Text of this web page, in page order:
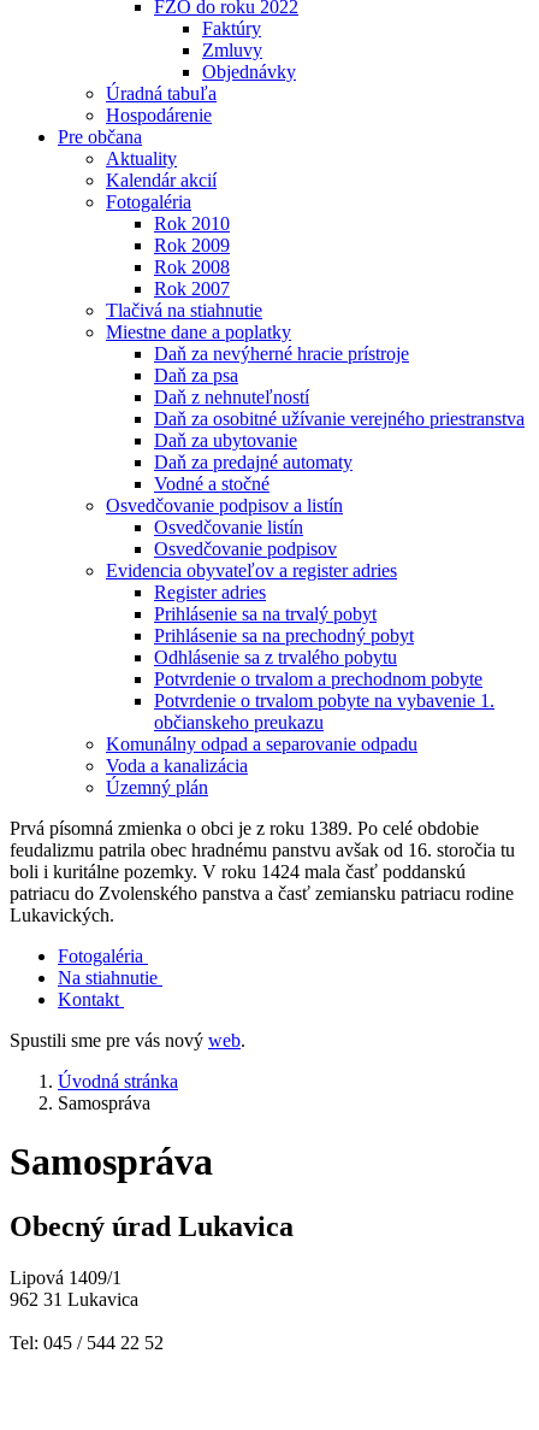
FZO do roku 2022
Faktúry
Zmluvy
Objednávky
Úradná tabuľa
Hospodárenie
Pre občana
Aktuality
Kalendár akcií
Fotogaléria
Rok 2010
Rok 2009
Rok 2008
Rok 2007
Tlačivá na stiahnutie
Miestne dane a poplatky
Daň za nevýherné hracie prístroje
Daň za psa
Daň z nehnuteľností
Daň za osobitné užívanie verejného priestranstva
Daň za ubytovanie
Daň za predajné automaty
Vodné a stočné
Osvedčovanie podpisov a listín
Osvedčovanie listín
Osvedčovanie podpisov
Evidencia obyvateľov a register adries
Register adries
Prihlásenie sa na trvalý pobyt
Prihlásenie sa na prechodný pobyt
Odhlásenie sa z trvalého pobytu
Potvrdenie o trvalom a prechodnom pobyte
Potvrdenie o trvalom pobyte na vybavenie 1.
občianskeho preukazu
Komunálny odpad a separovanie odpadu
Voda a kanalizácia
Územný plán
Prvá písomná zmienka o obci je z roku 1389. Po celé obdobie
feudalizmu patrila obec hradnému panstvu avšak od 16. storočia tu
boli i kuritálne pozemky. V roku 1424 mala časť poddanskú
patriacu do Zvolenského panstva a časť zemiansku patriacu rodine
Lukavických.
Fotogaléria
Na stiahnutie
Kontakt
Spustili sme pre vás nový web.
Úvodná stránka
Samospráva
Samospráva
Obecný úrad Lukavica
Lipová 1409/1
962 31 Lukavica
Tel: 045 / 544 22 52